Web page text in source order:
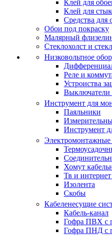
Клей для
Клей для
Средства для
Обои под покраску
Малярный
Стеклохолст и
Низковольтное
Реле и
Устроиства
Выключатели
Инструмент для
Паяльники
Инструмент
Электромонтажные
Хомут
Тв и
Изолента
Скобы
Кабеленесущие
Кабель-канал
Гофра ПВХ с
Гофра ПНД с